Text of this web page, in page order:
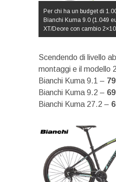
Per chi ha un budget di
Bianchi Kuma 9.0 (1.049
XT/Deore con cambio
Scendendo di livello
montaggi e il modello
Bianchi Kuma 9.1 –
Bianchi Kuma 9.2 –
Bianchi Kuma 27.2 –